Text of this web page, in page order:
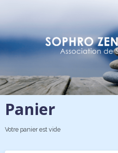
Panier
Votre panier est vide